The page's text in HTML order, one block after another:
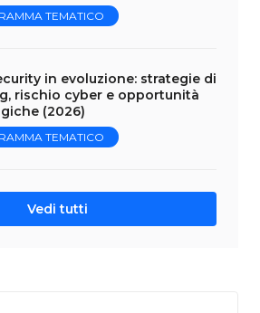
TEMATICO
in evoluzione: strategie di
rischio cyber e opportunità
(2026)
TEMATICO
Vedi tutti